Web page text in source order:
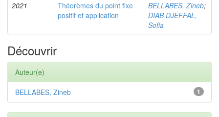
2021
Théorèmes du point fixe
positif et application
BELLABES, Zineb;
DIAB DJEFFAL,
Sofia
Découvrir
Auteur(e)
1
BELLABES, Zineb